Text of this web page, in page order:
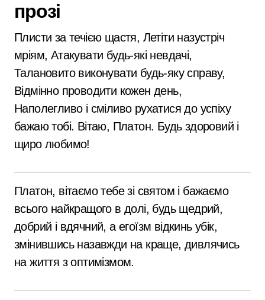
прозі
Плисти за течією щастя, Летіти назустріч
мріям, Атакувати будь-які невдачі,
Талановито виконувати будь-яку справу,
Відмінно проводити кожен день,
Наполегливо і сміливо рухатися до успіху
бажаю тобі. Вітаю, Платон. Будь здоровий і
щиро любимо!
Платон, вітаємо тебе зі святом і бажаємо
всього найкращого в долі, будь щедрий,
добрий і вдячний, а егоїзм відкинь убік,
змінившись назавжди на краще, дивлячись
на життя з оптимізмом.